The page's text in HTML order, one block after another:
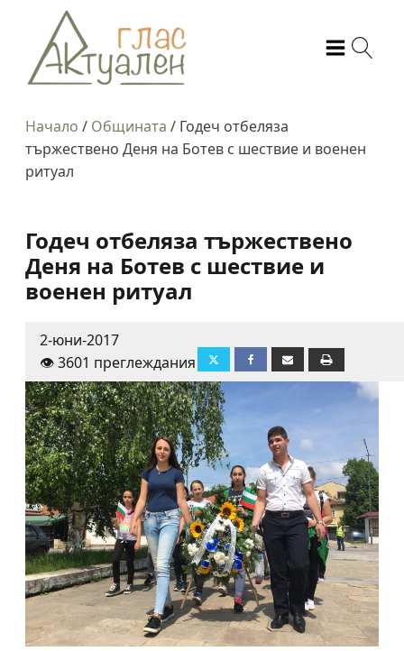
Начало / Общината / Годеч отбеляза
тържествено Деня на Ботев с шествие и военен
ритуал
Годеч отбеляза тържествено
Деня на Ботев с шествие и
военен ритуал
2-юни-2017
👁️ 3601 преглеждания